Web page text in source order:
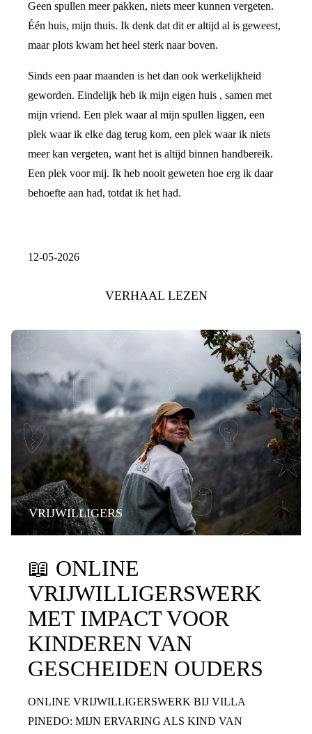
Geen spullen meer pakken, niets meer kunnen vergeten.
Één huis, mijn thuis. Ik denk dat dit er altijd al is geweest,
maar plots kwam het heel sterk naar boven.
Sinds een paar maanden is het dan ook werkelijkheid
geworden. Eindelijk heb ik mijn eigen huis , samen met
mijn vriend. Een plek waar al mijn spullen liggen, een
plek waar ik elke dag terug kom, een plek waar ik niets
meer kan vergeten, want het is altijd binnen handbereik.
Een plek voor mij. Ik heb nooit geweten hoe erg ik daar
behoefte aan had, totdat ik het had.
12-05-2026
VERHAAL LEZEN
VRIJWILLIGERS
📖 ONLINE
VRIJWILLIGERSWERK
MET IMPACT VOOR
KINDEREN VAN
GESCHEIDEN OUDERS
ONLINE VRIJWILLIGERSWERK BIJ VILLA
PINEDO: MIJN ERVARING ALS KIND VAN